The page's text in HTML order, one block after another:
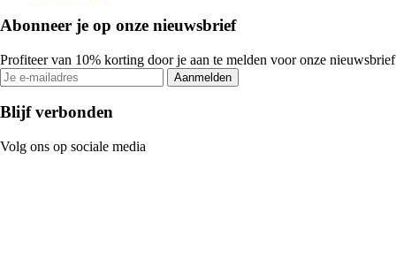
Abonneer je op onze nieuwsbrief
Profiteer van 10% korting door je aan te melden voor onze nieuwsbrief
Aanmelden
Blijf verbonden
Volg ons op sociale media